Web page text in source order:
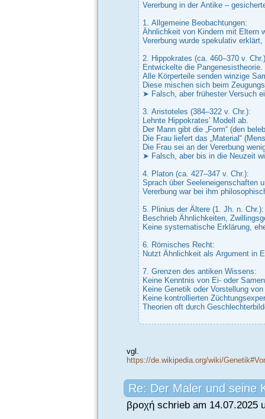
Vererbung in der Antike –
1. Allgemeine Beobachtungen:
Ähnlichkeit von Kindern mit Eltern
Vererbung wurde spekulativ
2. Hippokrates (ca. 460–370 v.
Entwickelte die Pangenesistheorie.
Alle Körperteile senden winzige
Diese mischen sich beim
➤ Falsch, aber frühester Versuch
3. Aristoteles (384–322 v. Chr.):
Lehnte Hippokrates’ Modell ab.
Der Mann gibt die „Form“ (den
Die Frau liefert das „Material“
Die Frau sei an der Vererbung
➤ Falsch, aber bis in die Neuzeit
4. Platon (ca. 427–347 v. Chr.):
Sprach über Seeleneigenschaften
Vererbung war bei ihm
5. Plinius der Ältere (1. Jh. n. Chr.):
Beschrieb Ähnlichkeiten,
Keine systematische Erklärung,
6. Römisches Recht:
Nutzt Ähnlichkeit als Argument in
7. Grenzen des antiken Wissens:
Keine Kenntnis von Ei- oder
Keine Genetik oder Vorstellung
Keine kontrollierten
Theorien oft durch
vgl.
https://de.wikipedia.org/wiki/
Re: Der Maler und seine
βροχή schrieb am 14.07.2025